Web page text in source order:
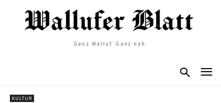
Ganz Walluf. Ganz nah.
KULTUR